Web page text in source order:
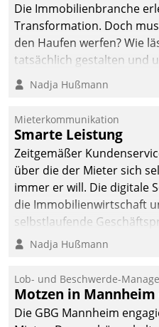
Die Immobilienbranche
Transformation. Doch
den Haufen werfen? Wie
tatsächlich gestalten und
Argumente zählen wirklich?
Nadja Hußmann
Mieterkommunikation
Smarte Leistung
Zeitgemäßer
über die der Mieter sich
immer er will. Die digitale
die Immobilienwirtschaft
selbstlaufende
Kunde und smart der
Nadja Hußmann
Lob- und Beschwerde-
Motzen in
Die GBG Mannheim